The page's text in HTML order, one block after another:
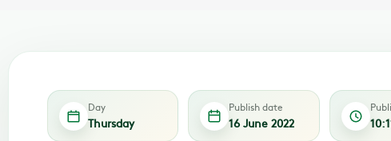
Day
Thursday
Publish date
16 June 2022